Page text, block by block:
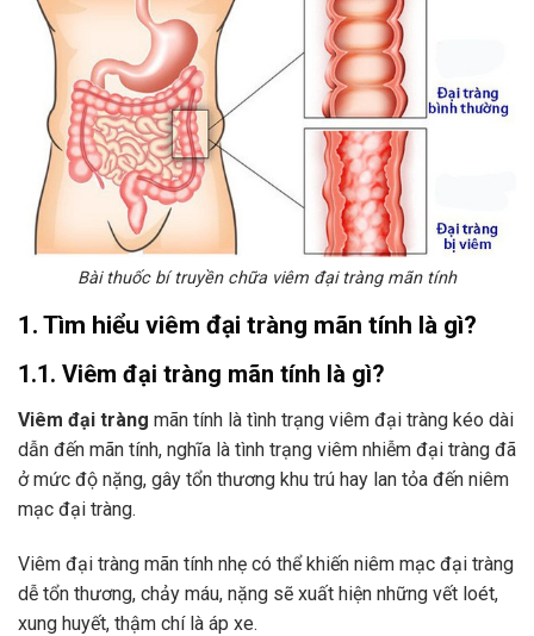
Bài thuốc bí truyền chữa viêm đại tràng mãn tính
1. Tìm hiểu viêm đại tràng mãn tính là gì?
1.1. Viêm đại tràng mãn tính là gì?
Viêm đại tràng mãn tính là tình trạng viêm đại tràng kéo dài
dẫn đến mãn tính, nghĩa là tình trạng viêm nhiễm đại tràng đã
ở mức độ nặng, gây tổn thương khu trú hay lan tỏa đến niêm
mạc đại tràng.
Viêm đại tràng mãn tính nhẹ có thể khiến niêm mạc đại tràng
dễ tổn thương, chảy máu, nặng sẽ xuất hiện những vết loét,
xung huyết, thậm chí là áp xe.